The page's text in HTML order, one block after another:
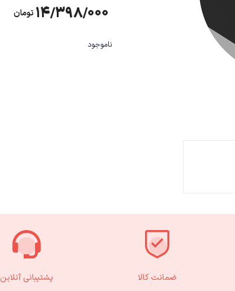
۱۴/۳۹۸/۰۰۰ تومان
ناموجود
ضمانت کالا پشتیبانی آنلاین